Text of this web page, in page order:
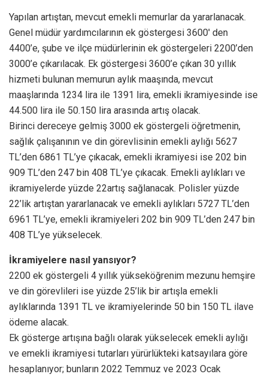
Yapılan artıştan, mevcut emekli memurlar da yararlanacak.
Genel müdür yardımcılarının ek göstergesi 3600′ den
4400’e, şube ve ilçe müdürlerinin ek göstergeleri 2200’den
3000’e çıkarılacak. Ek göstergesi 3600’e çıkan 30 yıllık
hizmeti bulunan memurun aylık maaşında, mevcut
maaşlarında 1234 lira ile 1391 lira, emekli ikramiyesinde ise
44.500 lira ile 50.150 lira arasında artış olacak.
Birinci dereceye gelmiş 3000 ek göstergeli öğretmenin,
sağlık çalışanının ve din görevlisinin emekli aylığı 5627
TL’den 6861 TL’ye çıkacak, emekli ikramiyesi ise 202 bin
909 TL’den 247 bin 408 TL’ye çıkacak. Emekli aylıkları ve
ikramiyelerde yüzde 22artış sağlanacak. Polisler yüzde
22’lik artıştan yararlanacak ve emekli aylıkları 5727 TL’den
6961 TL’ye, emekli ikramiyeleri 202 bin 909 TL’den 247 bin
408 TL’ye yükselecek.
İkramiyelere nasıl yansıyor?
2200 ek göstergeli 4 yıllık yükseköğrenim mezunu hemşire
ve din görevlileri ise yüzde 25’lik bir artışla emekli
aylıklarında 1391 TL ve ikramiyelerinde 50 bin 150 TL ilave
ödeme alacak.
Ek gösterge artışına bağlı olarak yükselecek emekli aylığı
ve emekli ikramiyesi tutarları yürürlükteki katsayılara göre
hesaplanıyor; bunların 2022 Temmuz ve 2023 Ocak